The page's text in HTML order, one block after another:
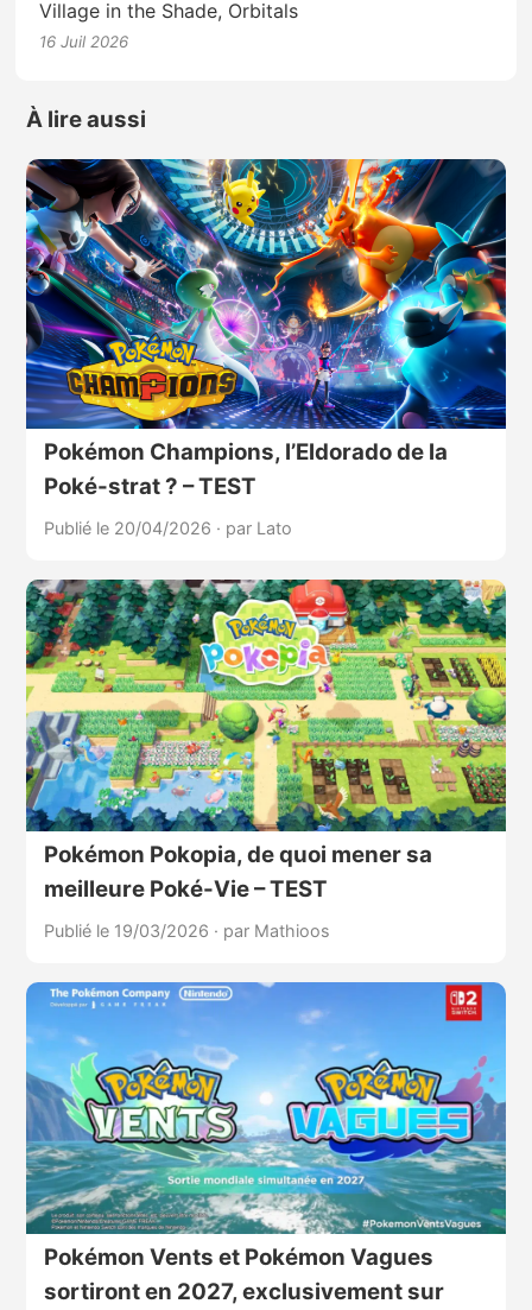
Village in the Shade, Orbitals
16 Juil 2026
À lire aussi
Pokémon Champions, l’Eldorado de la
Poké-strat ? – TEST
Publié le 20/04/2026 · par Lato
Pokémon Pokopia, de quoi mener sa
meilleure Poké-Vie – TEST
Publié le 19/03/2026 · par Mathioos
Pokémon Vents et Pokémon Vagues
sortiront en 2027, exclusivement sur